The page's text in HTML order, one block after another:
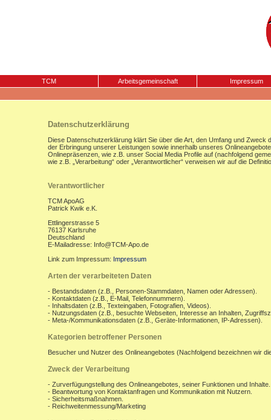
TCM Arbeitsgemeinschaft Impressum
Datenschutzerklärung
Diese Datenschutzerklärung klärt Sie über die Art, den Umfang und
der Erbringung unserer Leistungen sowie innerhalb unseres
Onlinepräsenzen, wie z.B. unser Social Media Profile auf (nachfolgend
wie z.B. „Verarbeitung“ oder „Verantwortlicher“ verweisen wir auf die
Verantwortlicher
TCM ApoAG
Patrick Kwik e.K.
Ettlingerstrasse 5
76137 Karlsruhe
Deutschland
E-Mailadresse: Info@TCM-Apo.de
Link zum Impressum: Impressum
Arten der verarbeiteten Daten
- Bestandsdaten (z.B., Personen-Stammdaten, Namen oder Adressen).
- Kontaktdaten (z.B., E-Mail, Telefonnummern).
- Inhaltsdaten (z.B., Texteingaben, Fotografien, Videos).
- Nutzungsdaten (z.B., besuchte Webseiten, Interesse an Inhalten,
- Meta-/Kommunikationsdaten (z.B., Geräte-Informationen, IP-Adressen).
Kategorien betroffener Personen
Besucher und Nutzer des Onlineangebotes (Nachfolgend bezeichnen wir
Zweck der Verarbeitung
- Zurverfügungstellung des Onlineangebotes, seiner Funktionen und Inhalte.
- Beantwortung von Kontaktanfragen und Kommunikation mit Nutzern.
- Sicherheitsmaßnahmen.
- Reichweitenmessung/Marketing